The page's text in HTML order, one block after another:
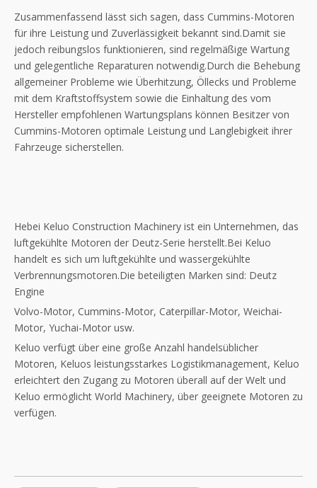
Zusammenfassend lässt sich sagen, dass Cummins-Motoren
für ihre Leistung und Zuverlässigkeit bekannt sind.Damit sie
jedoch reibungslos funktionieren, sind regelmäßige Wartung
und gelegentliche Reparaturen notwendig.Durch die Behebung
allgemeiner Probleme wie Überhitzung, Öllecks und Probleme
mit dem Kraftstoffsystem sowie die Einhaltung des vom
Hersteller empfohlenen Wartungsplans können Besitzer von
Cummins-Motoren optimale Leistung und Langlebigkeit ihrer
Fahrzeuge sicherstellen.
Hebei Keluo Construction Machinery ist ein Unternehmen, das
luftgekühlte Motoren der Deutz-Serie herstellt.Bei Keluo
handelt es sich um luftgekühlte und wassergekühlte
Verbrennungsmotoren.Die beteiligten Marken sind: Deutz
Engine
Volvo-Motor, Cummins-Motor, Caterpillar-Motor, Weichai-
Motor, Yuchai-Motor usw.
Keluo verfügt über eine große Anzahl handelsüblicher
Motoren, Keluos leistungsstarkes Logistikmanagement, Keluo
erleichtert den Zugang zu Motoren überall auf der Welt und
Keluo ermöglicht World Machinery, über geeignete Motoren zu
verfügen.